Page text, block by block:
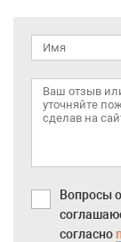
Вопросы
согласно